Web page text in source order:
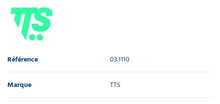
Référence 03.1110
Marque TTS